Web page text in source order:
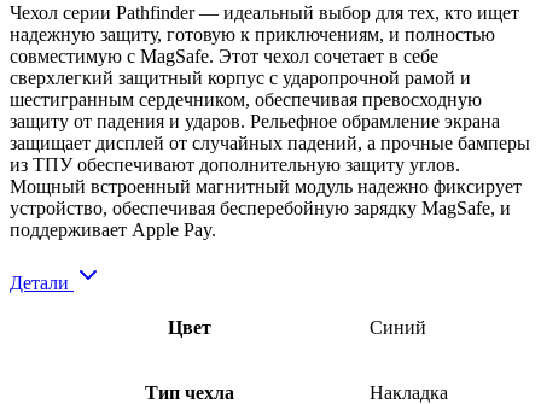
Чехол серии Pathfinder — идеальный выбор для тех, кто ищет
надежную защиту, готовую к приключениям, и полностью
совместимую с MagSafe. Этот чехол сочетает в себе
сверхлегкий защитный корпус с ударопрочной рамой и
шестигранным сердечником, обеспечивая превосходную
защиту от падения и ударов. Рельефное обрамление экрана
защищает дисплей от случайных падений, а прочные бамперы
из ТПУ обеспечивают дополнительную защиту углов.
Мощный встроенный магнитный модуль надежно фиксирует
устройство, обеспечивая бесперебойную зарядку MagSafe, и
поддерживает Apple Pay.
Детали
Цвет Синий
Тип чехла Накладка